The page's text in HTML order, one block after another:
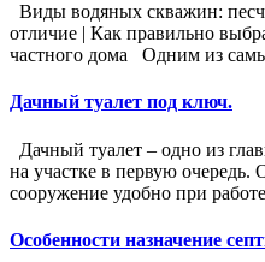
Виды водяных скважин:
отличие | Как правильно
частного дома Одним из
Дачный туалет под ключ.
Дачный туалет – одно из
на участке в первую очередь.
сооружение удобно при
Особенности назначение